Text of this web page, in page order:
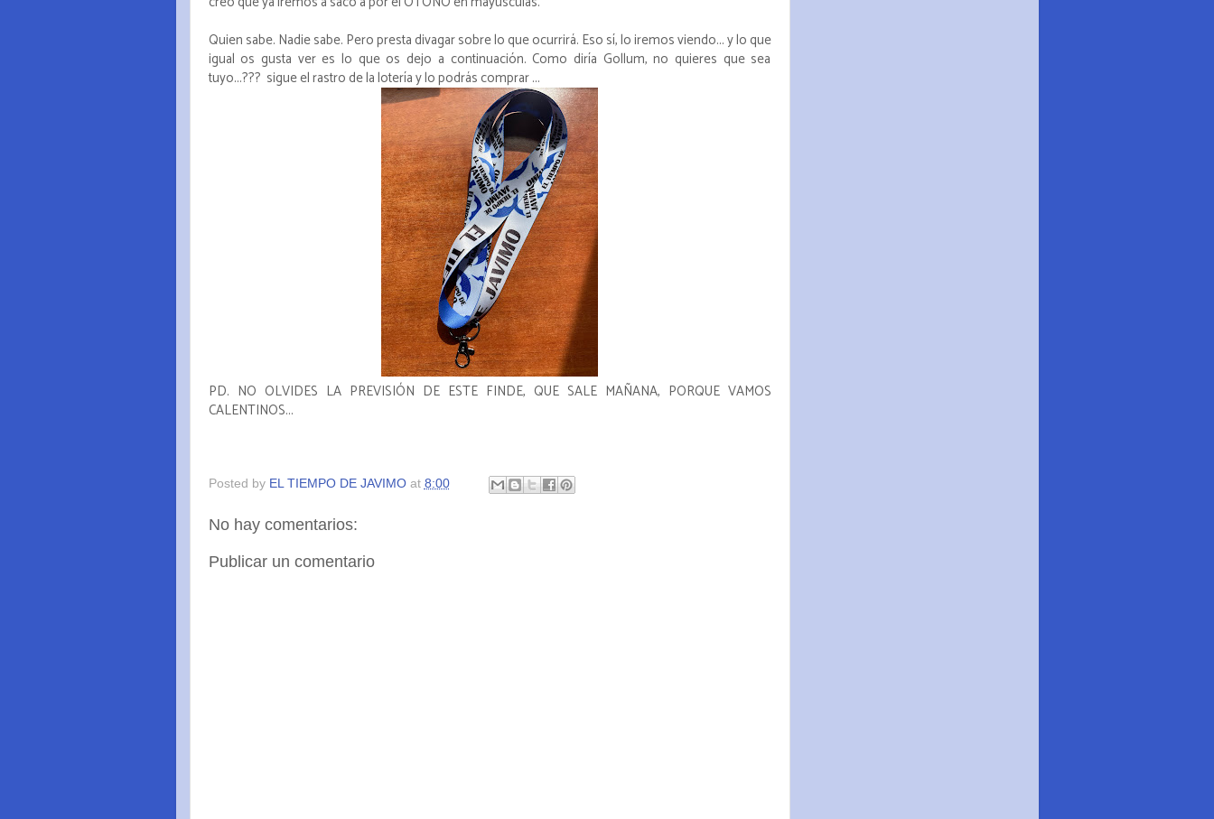
Quien sabe. Nadie sabe. Pero presta divagar sobre lo que ocurrirá. Eso sí, lo iremos viendo... y lo que
igual os gusta ver es lo que os dejo a continuación. Como diría Gollum, no quieres que sea
tuyo...??? sigue el rastro de la lotería y lo podrás comprar ...
PD. NO OLVIDES LA PREVISIÓN DE ESTE FINDE, QUE SALE MAÑANA, PORQUE VAMOS
CALENTINOS...
Posted by EL TIEMPO DE JAVIMO at 8:00
No hay comentarios:
Publicar un comentario